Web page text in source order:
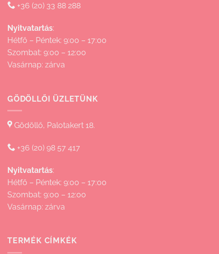
+36 (20) 33 88 288
Nyitvatartás:
Hétfő – Péntek: 9:00 – 17:00
Szombat: 9:00 – 12:00
Vasárnap: zárva
GÖDÖLLŐI ÜZLETÜNK
Gödöllő, Palotakert 18.
+36 (20) 98 57 417
Nyitvatartás:
Hétfő – Péntek: 9:00 – 17:00
Szombat: 9:00 – 12:00
Vasárnap: zárva
TERMÉK CÍMKÉK